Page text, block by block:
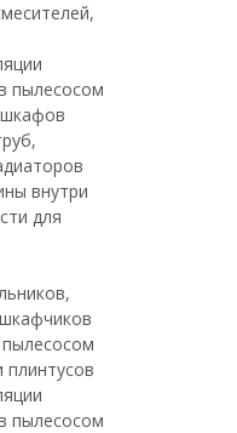
пылесосом
внутри
для
пылесосом
пылесосом